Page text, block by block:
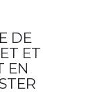
DE
ET
EN